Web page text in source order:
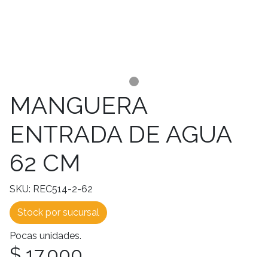
MANGUERA
ENTRADA DE AGUA
62 CM
SKU: REC514-2-62
Stock por sucursal
Pocas unidades.